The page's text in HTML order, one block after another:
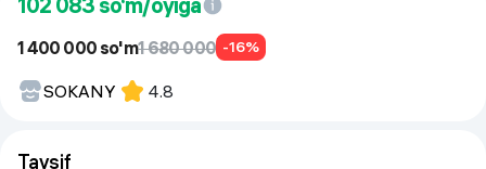
1 400 000 so'm1 680 000 -16%
SOKANY 4.8
Tavsif